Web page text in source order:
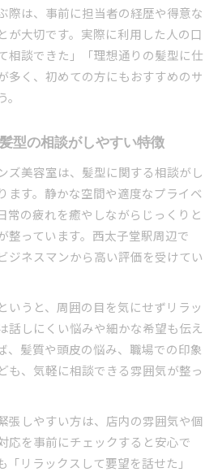
際は、事前に担当者の経歴や得意な
が大切です。実際に利用した人の口
相談できた」「理想通りの髪型に仕
多く、初めての方にもおすすめのサ
型の相談がしやすい特徴
ズ美容室は、髪型に関する相談がし
ます。静かな空間や適度なプライベ
常の疲れを癒やしながらじっくりと
整っています。西太子堂駅周辺で
ジネスマンから高い評価を受けてい
いうと、周囲の目を気にせずリラッ
話しにくい悩みや細かな希望も伝え
、髪質や頭皮の悩み、職場での印象
も、気軽に相談できる雰囲気が整っ
張しやすい方は、店内の雰囲気や個
応を事前にチェックすると安心で
リラックスして要望を話せた」